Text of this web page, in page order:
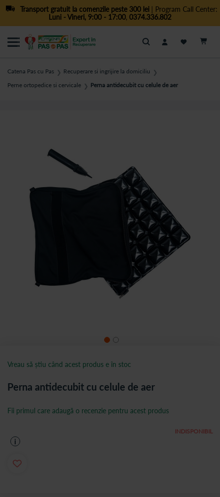
Transport gratuit la comenzile peste 300 lei| Program Call Center:
Luni - Vineri, 9:00 - 17:00, 0374.336.802
Cautare
Catena Pas cu Pas ❯ Recuperare si ingrijire la domiciliu ❯
Perne ortopedice si cervicale ❯ Perna antidecubit cu celule de aer
Perna antidecubit cu celule de aer
INDISPONIBIL
Fii primul care adaugă o recenzie pentru acest produs
i
Vreau să știu când acest produs e în stoc